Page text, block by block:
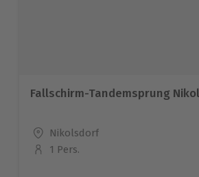
Fallschirm-Tandemsprung
Standort
Nikolsdorf
Anzahl der Teilnehmer
1 Pers.